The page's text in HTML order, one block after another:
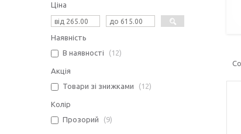
Ціна
Наявність
В наявності
12
Акція
Товари зі знижками
12
Колір
Прозорий
9